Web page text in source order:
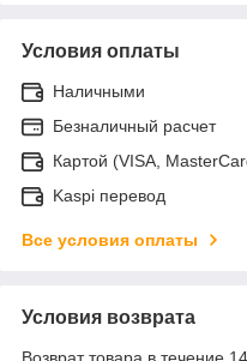
Условия оплаты
Наличными
Безналичный расчет
Картой (VISA,
Kaspi перевод
Все условия оплаты
Условия возврата
Возврат товара в течение